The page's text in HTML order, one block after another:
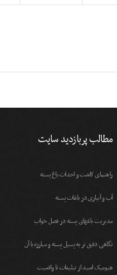
مطالب پربازدید سایت
راهنمای کاشت و احداث باغ پسته
آب و آبیاری در باغات پسته
مديريت باغهای پسته در فصل خواب
نگاهی دقیق تر به پسیل پسته و مبارزه با آن
هیومیک اسید از تبلیغات تا واقعیت